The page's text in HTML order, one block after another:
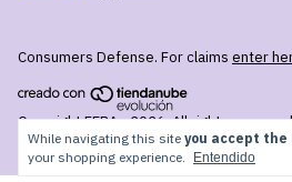
While navigating this site you accept the
your shopping experience.
Entendido
Consumers Defense. For claims enter
Copyright FERA - 2026. All rights